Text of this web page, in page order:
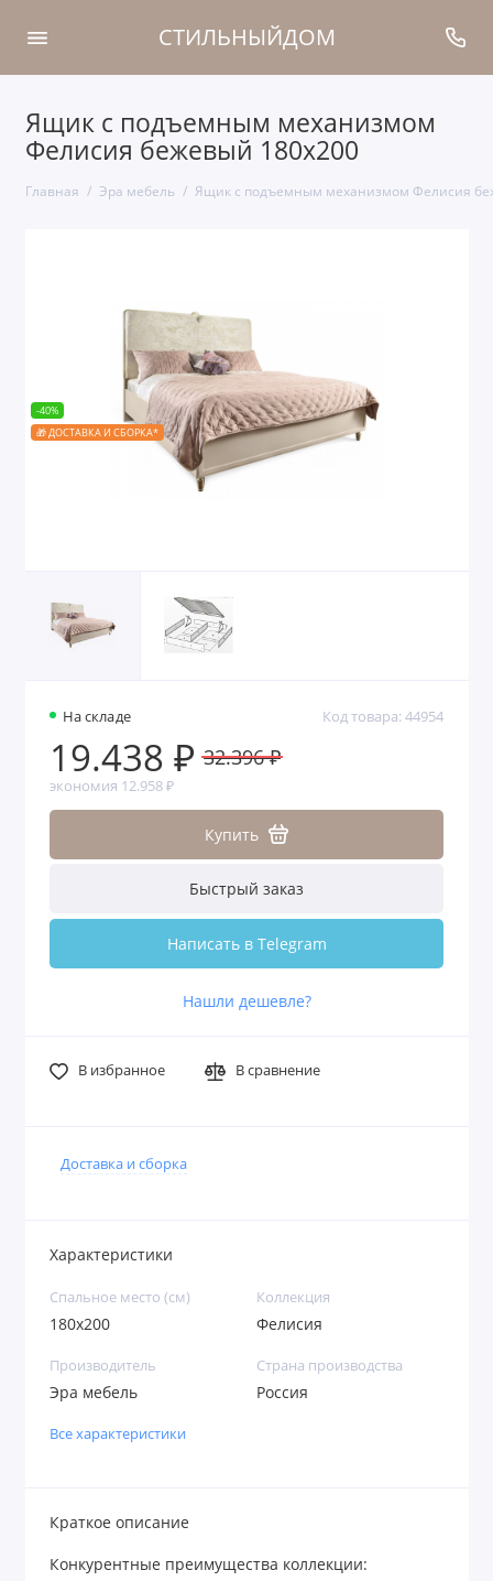
СТИЛЬНЫЙДОМ
Ящик с подъемным механизмом
Фелисия бежевый 180х200
Главная Эра мебель Ящик с подъемным механизмом Фелисия
-40%
🎁 ДОСТАВКА И СБОРКА*
На складе Код товара: 44954
19.438 ₽ 32.396 ₽
экономия 12.958 ₽
Купить
Быстрый заказ
Написать в Telegram
Нашли дешевле?
В избранное В сравнение
Доставка и сборка
Характеристики
Спальное место (см)
180х200
Коллекция
Фелисия
Производитель
Эра мебель
Страна производства
Россия
Все характеристики
Краткое описание
Конкурентные преимущества коллекции: